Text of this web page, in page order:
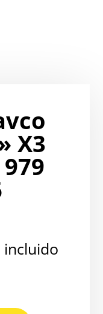
X3
incluido